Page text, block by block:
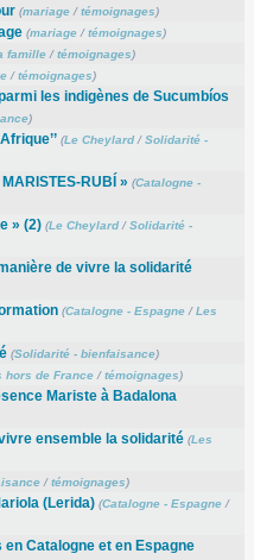
(mariage/témoignages)
(mariage/témoignages)
famille/témoignages)
/témoignages)
les indigènes de Sucumbíos
)
(Le Cheylard/Solidarité -
RUBÍ » (Catalogne -
» (2) (Le Cheylard/Solidarité -
de vivre la solidarité
(Catalogne - Espagne/Les
(Solidarité - bienfaisance)
hors de France/témoignages)
Mariste à Badalona
ensemble la solidarité (Les
/témoignages)
(Lerida) (Catalogne - Espagne/
Catalogne et en Espagne